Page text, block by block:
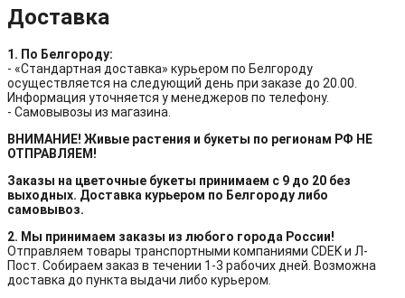
Доставка
1. По Белгороду:
- «Стандартная доставка» курьером по Белгороду
осуществляется на следующий день при заказе до 20.00.
Информация уточняется у менеджеров по телефону.
- Самовывозы из магазина.
ВНИМАНИЕ! Живые растения и букеты по регионам РФ НЕ
ОТПРАВЛЯЕМ!
Заказы на цветочные букеты принимаем с 9 до 20 без
выходных. Доставка курьером по Белгороду либо
самовывоз.
2. Мы принимаем заказы из любого города России!
Отправляем товары транспортными компаниями CDEK и Л-
Пост. Собираем заказ в течении 1-3 рабочих дней. Возможна
доставка до пункта выдачи либо курьером.